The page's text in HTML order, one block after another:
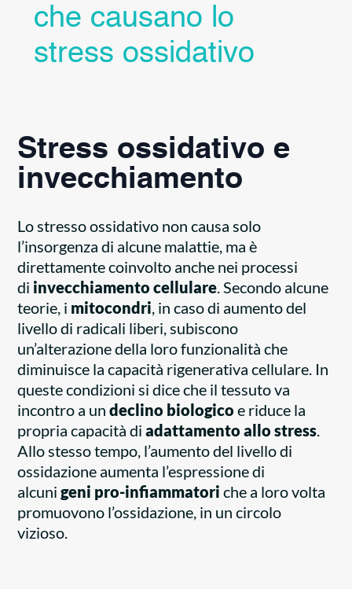
che causano lo
stress ossidativo
Stress ossidativo e
invecchiamento
Lo stresso ossidativo non causa solo
l’insorgenza di alcune malattie, ma è
direttamente coinvolto anche nei processi
di invecchiamento cellulare. Secondo alcune
teorie, i mitocondri, in caso di aumento del
livello di radicali liberi, subiscono
un’alterazione della loro funzionalità che
diminuisce la capacità rigenerativa cellulare. In
queste condizioni si dice che il tessuto va
incontro a undeclino biologico e riduce la
propria capacità diadattamento allo stress.
Allo stesso tempo, l’aumento del livello di
ossidazione aumenta l’espressione di
alcunigeni pro-infiammatoriche a loro volta
promuovono l’ossidazione, in un circolo
vizioso.